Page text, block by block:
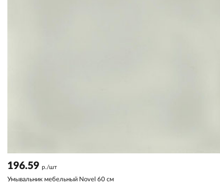
196.59 р./шт
Умывальник мебельный Novel 60 см